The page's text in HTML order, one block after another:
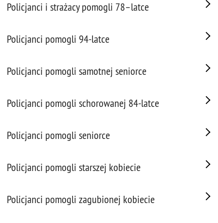
Policjanci i strażacy pomogli 78–latce
Policjanci pomogli 94-latce
Policjanci pomogli samotnej seniorce
Policjanci pomogli schorowanej 84-latce
Policjanci pomogli seniorce
Policjanci pomogli starszej kobiecie
Policjanci pomogli zagubionej kobiecie